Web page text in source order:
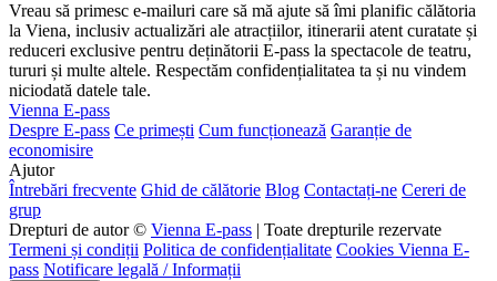
Vreau să primesc e-mailuri care să mă ajute să îmi planific călătoria
la Viena, inclusiv actualizări ale atracțiilor, itinerarii atent curatate și
reduceri exclusive pentru deținătorii E-pass la spectacole de teatru,
tururi și multe altele. Respectăm confidențialitatea ta și nu vindem
niciodată datele tale.
Vienna E-pass
Despre E-pass Ce primești Cum funcționează Garanție de
economisire
Ajutor
Întrebări frecvente Ghid de călătorie Blog Contactați-ne Cereri de
grup
Drepturi de autor © Vienna E-pass | Toate drepturile rezervate
Termeni și condiții Politica de confidențialitate Cookies Vienna E-
pass Notificare legală / Informații